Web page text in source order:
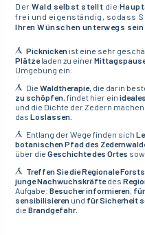
DerWald selbst stellt die
frei und eigenständig, sodass
Ihren Wünschen unterwegs sein
Picknicken ist eine sehr
Plätzeladen zu einer
Umgebung ein.
Die Waldtherapie, die darin
zu schöpfen , findet hier ein
und die Dichte der Zedern
dasLoslassen.
Entlang der Wege finden sich
botanischen Pfad des
über dieGeschichte des Ortes
Treffen Sie die Regionale
junge Nachwuchskräftedes
Aufgabe:Besucher informieren
sensibilisieren und für Sicherheit
dieBrandgefahr.